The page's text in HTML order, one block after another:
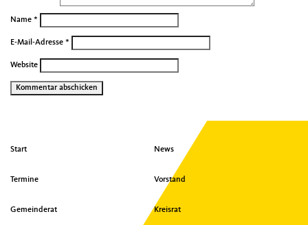
Name *
E-Mail-Adresse *
Website
Seitenübersicht
Seiten-
Start News
Termine Vorstand
Gemeinderat Kreisrat